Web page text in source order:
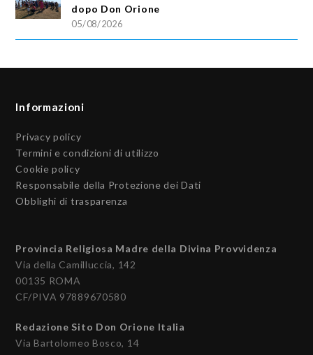
dopo Don Orione
05/08/2026
Informazioni
Privacy policy
Termini e condizioni di utilizzo
Cookie policy
Responsabile della Protezione dei Dati
Obblighi di trasparenza
Provincia Religiosa Madre della Divina Provvidenza
Via della Camilluccia, 142
00135 ROMA
CF/PIVA 97889670580
Redazione Sito Don Orione Italia
Via Bartolomeo Bosco, 14